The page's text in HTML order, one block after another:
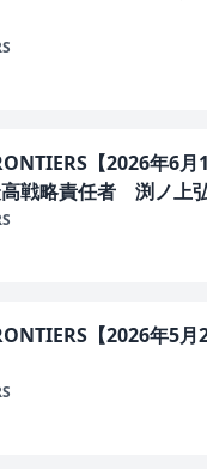
【2026年6
高戦略責任者 渕ノ上
【2026年